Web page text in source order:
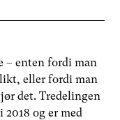
– enten fordi man
eller fordi man
det. Tredelingen
og er med